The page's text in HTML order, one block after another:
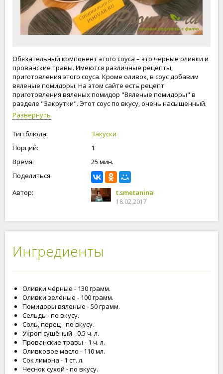
Обязательный компонент этого соуса – это чёрные оливки и
прованские травы. Имеются различные рецепты,
приготовления этого соуса. Кроме оливок, в соус добавим
вяленые помидоры. На этом сайте есть рецепт
приготовления вяленых помидор "Вяленые помидоры" в
разделе "Закрутки". Этот соус по вкусу, очень насыщенный.
Его можно использовать на бутерброды, подавать с
овощами. Готовить совсем не сложно. Очень вкусный соус,
поверьте! Приступим!
Развернуть
Тип блюда:
Закуски
Порций:
1
Время:
25 мин.
Поделиться:
Автор:
t.smetanina
18.02.2017
Ингредиенты
Оливки чёрные - 130 грамм.
Оливки зелёные - 100 грамм.
Помидоры вяленые - 50 грамм.
Сельдь - по вкусу.
Соль, перец - по вкусу.
Укроп сушёный - 0.5 ч. л.
Прованские травы - 1 ч. л.
Оливковое масло - 110 мл.
Сок лимона - 1 ст. л.
Чеснок сухой - по вкусу.